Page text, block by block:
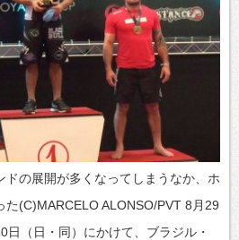
ドの展開が多くなってしまうなか、ホ
た(C)MARCELO ALONSO/PVT 8月29
日（日・同）にかけて、ブラジル・